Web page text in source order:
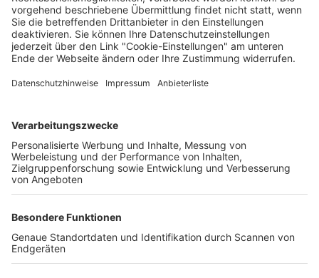
Wochenbericht 28.04.2026
Freiburger Wochenbericht
Der Wochenbericht
wurde zum 31. Juli 2026
eingestellt.